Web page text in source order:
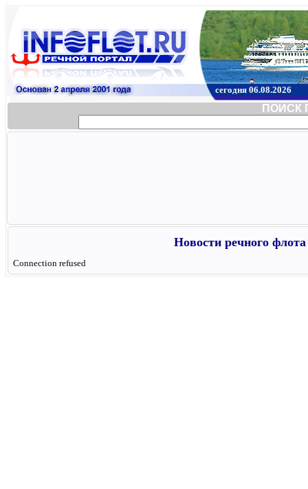
сегодня 06.08.2026
ПОИСК
Новости речного
Connection refused